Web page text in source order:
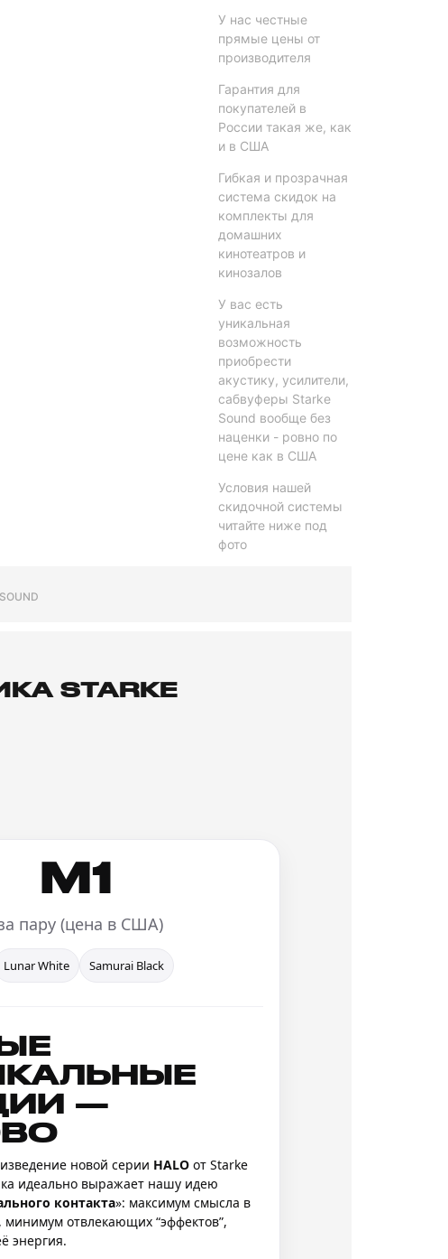
У нас честные
прямые цены от
производителя
Гарантия для
покупателей в
России такая же, как
и в США
Гибкая и прозрачная
система скидок на
комплекты для
домашних
кинотеатров и
кинозалов
У вас еcть
уникальная
возможность
приобрести
акустику, усилители,
сабвуферы Starke
Sound вообще без
наценки - ровно по
цене как в США
Условия нашей
скидочной системы
читайте ниже под
фото
STARKE
M1
пару (цена в США)
Lunar White Samurai Black
—
новой серии HALOот Starke
идеально выражает нашу идею
контакта»: максимум смысла в
минимум отвлекающих “эффектов”,
энергия.